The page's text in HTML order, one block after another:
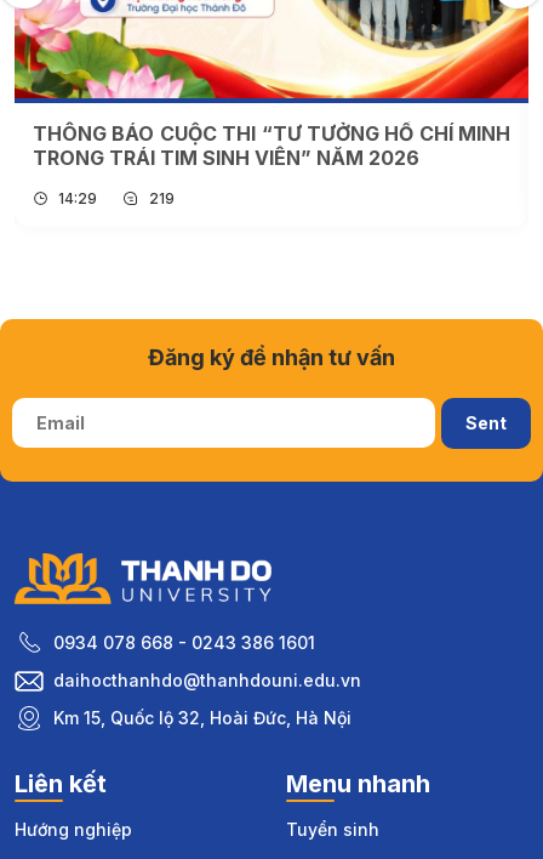
THÔNG BÁO CUỘC THI “TƯ TƯỞNG HỒ CHÍ MINH
TRONG TRÁI TIM SINH VIÊN” NĂM 2026
14:29 219
0934 078 668 - 0243 386 1601
daihocthanhdo@thanhdouni.edu.vn
Km 15, Quốc lộ 32, Hoài Đức, Hà Nội
Liên kết
Hướng nghiệp
Menu nhanh
Tuyển sinh
Đăng ký để nhận tư vấn